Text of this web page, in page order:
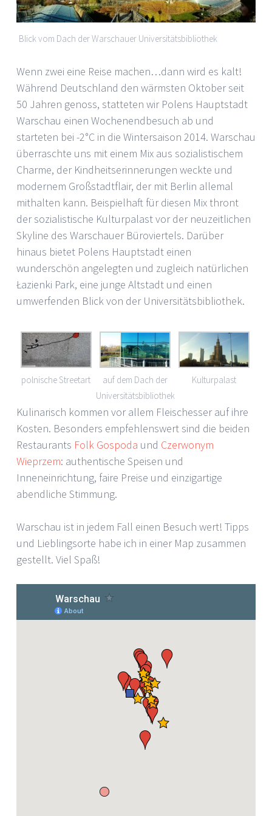
Blick vom Dach der Warschauer Universitätsbibliothek
Wenn zwei eine Reise machen…dann wird es kalt!
Während Deutschland den wärmsten Oktober seit
50 Jahren genoss, statteten wir Polens Hauptstadt
Warschau einen Wochenendbesuch ab und
starteten bei -2°C in die Wintersaison 2014. Warschau
überraschte uns mit einem Mix aus sozialistischem
Charme, der Kindheitserinnerungen weckte und
modernem Großstadtflair, der mit Berlin allemal
mithalten kann. Beispielhaft für diesen Mix thront
der sozialistische Kulturpalast vor der neuzeitlichen
Skyline des Warschauer Büroviertels. Darüber
hinaus bietet Polens Hauptstadt einen
wunderschön angelegten und zugleich natürlichen
Łazienki Park, eine junge Altstadt und einen
umwerfenden Blick von der Universitätsbibliothek.
polnische Streetart
auf dem Dach der
Universitätsbibliothek
Kulturpalast
Kulinarisch kommen vor allem Fleischesser auf ihre
Kosten. Besonders empfehlenswert sind die beiden
Restaurants Folk Gospoda und Czerwonym
Wieprzem: authentische Speisen und
Inneneinrichtung, faire Preise und einzigartige
abendliche Stimmung.
Warschau ist in jedem Fall einen Besuch wert! Tipps
und Lieblingsorte habe ich in einer Map zusammen
gestellt. Viel Spaß!